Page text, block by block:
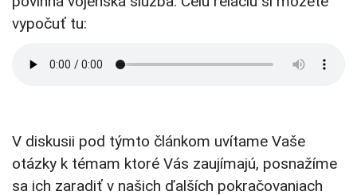
vypočuť tu:
V diskusii pod týmto článkom uvítame Vaše
otázky k témam ktoré Vás zaujímajú, posnažíme
sa ich zaradiť v našich ďalších pokračovaniach